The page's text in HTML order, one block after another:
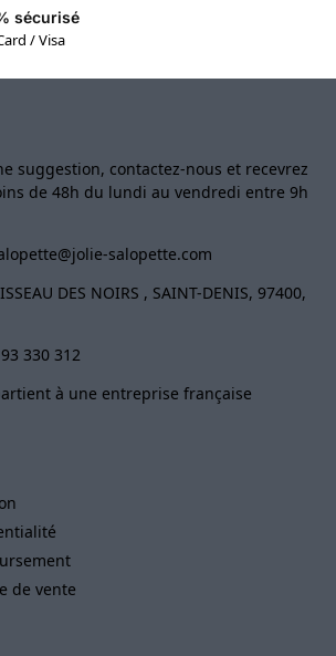
sécurisé
/ Visa
suggestion, contactez-nous et recevrez
de 48h du lundi au vendredi entre 9h
salopette.com
DES NOIRS , SAINT-DENIS, 97400,
330 312
à une entreprise française
de vente